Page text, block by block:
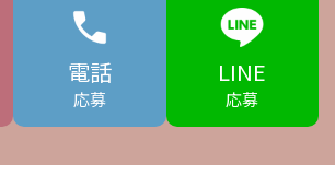
電話
応募
LINE
応募